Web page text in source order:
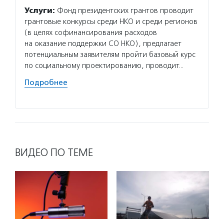
Услуги: Фонд президентских грантов проводит
грантовые конкурсы среди НКО и среди регионов
(в целях софинансирования расходов
на оказание поддержки СО НКО), предлагает
потенциальным заявителям пройти базовый курс
по социальному проектированию, проводит…
Подробнее
ВИДЕО ПО ТЕМЕ